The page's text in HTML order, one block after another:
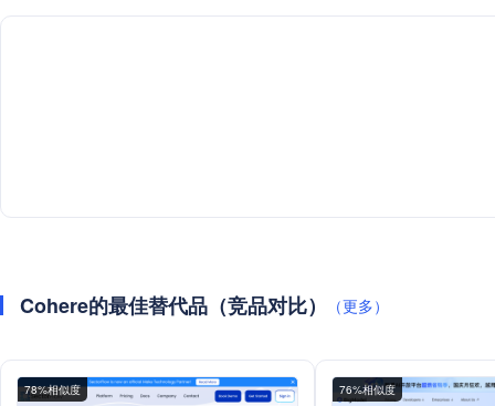
Cohere的最佳替代品（竞品对比） （更多）
78%相似度 76%相似度